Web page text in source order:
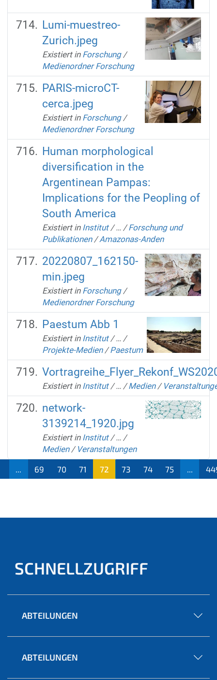
Lumi-muestreo-
Zurich.jpeg
Existiert in Forschung /
Medienordner Forschung
PARIS-microCT-
cerca.jpeg
Existiert in Forschung /
Medienordner Forschung
Human morphological
diversification in the
Argentinean Pampas:
Implications for the Peopling of
South America
Existiert in Institut /… /Forschung und
Publikationen /Amazonas-Anden
20220807_162150-
min.jpeg
Existiert in Forschung /
Medienordner Forschung
Paestum Abb 1
Existiert in Institut /… /
Projekte-Medien /Paestum
Existiert in Institut /… /Medien /
network-
3139214_1920.jpg
Existiert in Institut /… /
Medien / Veranstaltungen
69 70 71
72
73 74 75
SCHNELLZUGRIFF
ABTEILUNGEN
ABTEILUNGEN